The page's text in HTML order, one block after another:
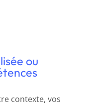
ou
contexte, vos